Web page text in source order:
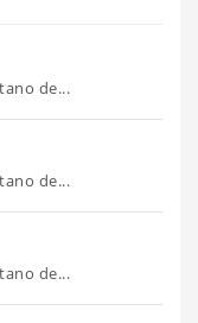
de...
de...
de...